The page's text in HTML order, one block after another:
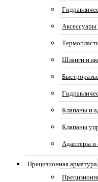
Аксессуары
Шланги и
Клапаны и
Клапаны
Адаптеры и
Прецизионная арматура